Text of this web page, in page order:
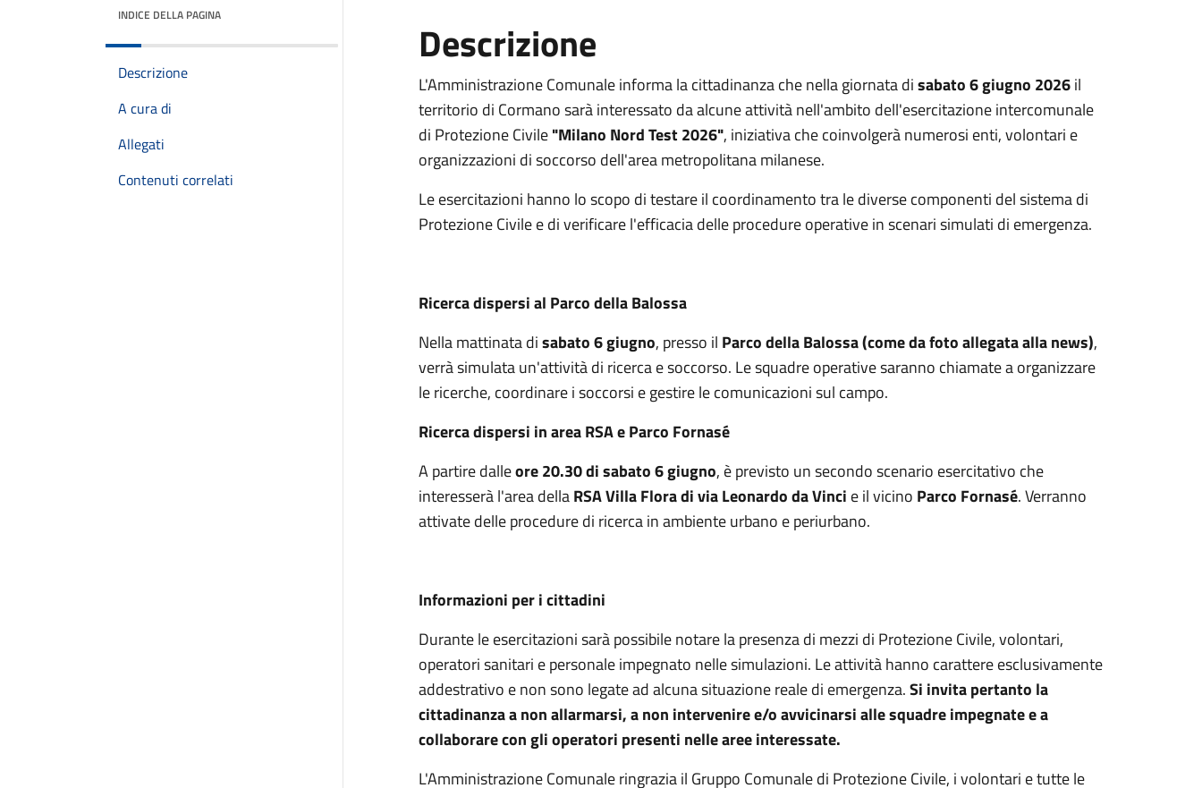
INDICE DELLA PAGINA
Descrizione
A cura di
Allegati
Contenuti correlati
Descrizione
L'Amministrazione Comunale informa la cittadinanza che nella giornata disabato 6 giugno 2026il
territorio di Cormano sarà interessato da alcune attività nell'ambito dell'esercitazione intercomunale
di Protezione Civile"Milano Nord Test 2026", iniziativa che coinvolgerà numerosi enti, volontari e
organizzazioni di soccorso dell'area metropolitana milanese.
Le esercitazioni hanno lo scopo di testare il coordinamento tra le diverse componenti del sistema di
Protezione Civile e di verificare l'efficacia delle procedure operative in scenari simulati di emergenza.
Ricerca dispersi al Parco della Balossa
Nella mattinata disabato 6 giugno, presso il Parco della Balossa (come da foto allegata alla news),
verrà simulata un'attività di ricerca e soccorso. Le squadre operative saranno chiamate a organizzare
le ricerche, coordinare i soccorsi e gestire le comunicazioni sul campo.
Ricerca dispersi in area RSA e Parco Fornasé
A partire dalleore 20.30 di sabato 6 giugno, è previsto un secondo scenario esercitativo che
interesserà l'area dellaRSA Villa Flora di via Leonardo da Vinci e il vicino Parco Fornasé. Verranno
attivate delle procedure di ricerca in ambiente urbano e periurbano.
Informazioni per i cittadini
Durante le esercitazioni sarà possibile notare la presenza di mezzi di Protezione Civile, volontari,
operatori sanitari e personale impegnato nelle simulazioni. Le attività hanno carattere esclusivamente
addestrativo e non sono legate ad alcuna situazione reale di emergenza.Si invita pertanto la
cittadinanza a non allarmarsi, a non intervenire e/o avvicinarsi alle squadre impegnate e a
collaborare con gli operatori presenti nelle aree interessate.
L'Amministrazione Comunale ringrazia il Gruppo Comunale di Protezione Civile, i volontari e tutte le